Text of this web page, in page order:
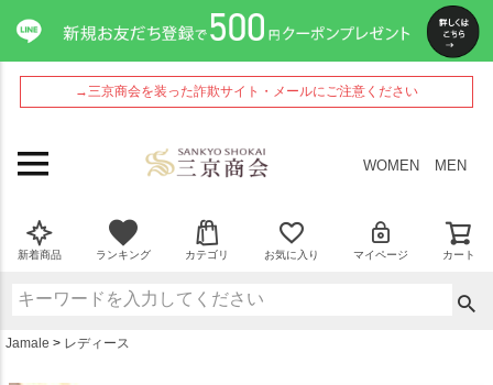
→三京商会を装った詐欺サイト・メールにご注意ください
WOMEN MEN
新着商品 ランキング カテゴリ お気に入り マイページ カート
Jamale レディース
ペー
ジト
ップ
へ